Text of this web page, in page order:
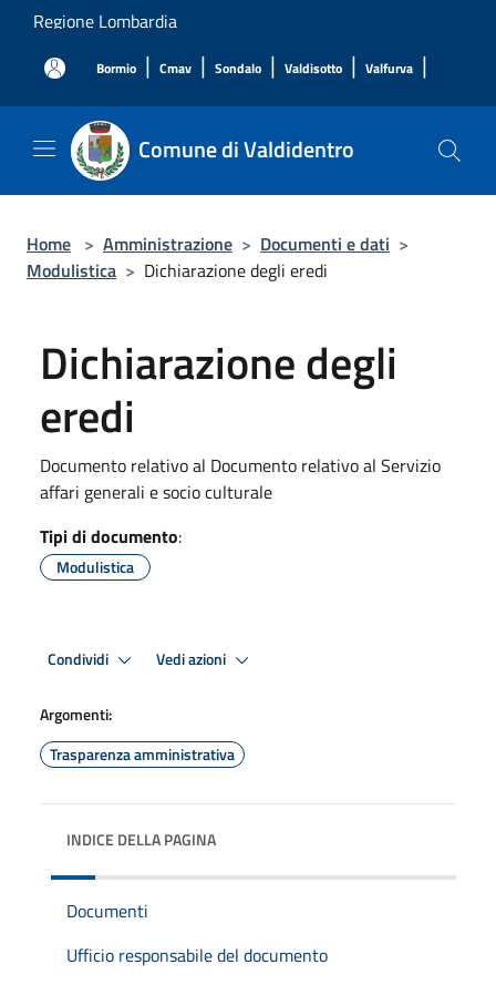
Salta al contenuto principale
Regione Lombardia
Bormio | Cmav | Sondalo | Valdisotto | Valfurva |
Comune di Valdidentro
Home > Amministrazione > Documenti e dati >
Modulistica > Dichiarazione degli eredi
Dichiarazione degli
eredi
Documento relativo al Documento relativo al Servizio
affari generali e socio culturale
Tipi di documento:
Modulistica
Condividi Vedi azioni
Argomenti:
Trasparenza amministrativa
INDICE DELLA PAGINA
Documenti
Ufficio responsabile del documento